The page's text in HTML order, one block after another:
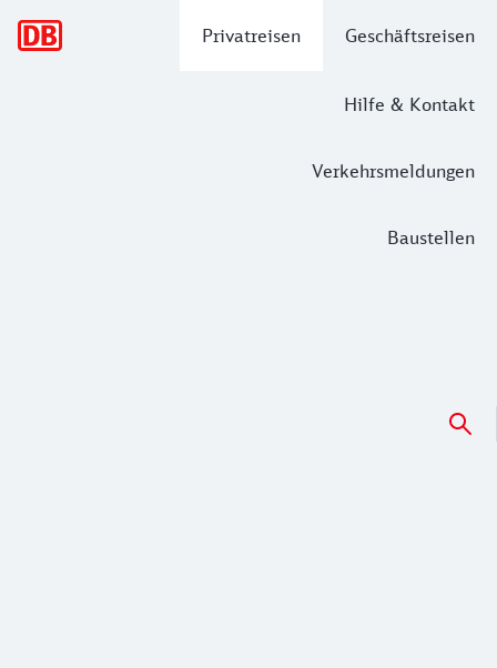
Privatreisen Geschäftsreisen
Hilfe & Kontakt
Verkehrsmeldungen
Baustellen